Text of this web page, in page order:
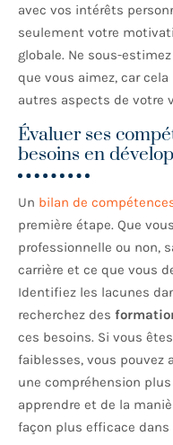
avec vos intérêts
seulement votre
globale. Ne sous-
que vous aimez, car
autres aspects de votre
Évaluer ses
besoins en
Un bilan de
première étape. Que
professionnelle ou non,
carrière et ce que vous
Identifiez les lacunes
recherchez des
ces besoins. Si vous
faiblesses, vous pouvez
une compréhension
apprendre et de la
façon plus efficace dans